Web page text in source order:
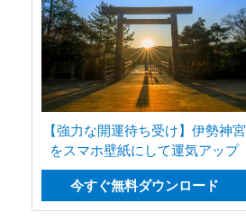
【強力な開運待ち受け】伊勢神宮
をスマホ壁紙にして運気アップ
今すぐ無料ダウンロード